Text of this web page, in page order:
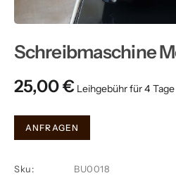
Schreibmaschine
25,00€
Schreibmaschine
Mercedes
ANFRAGEN
Sku:
BU0018